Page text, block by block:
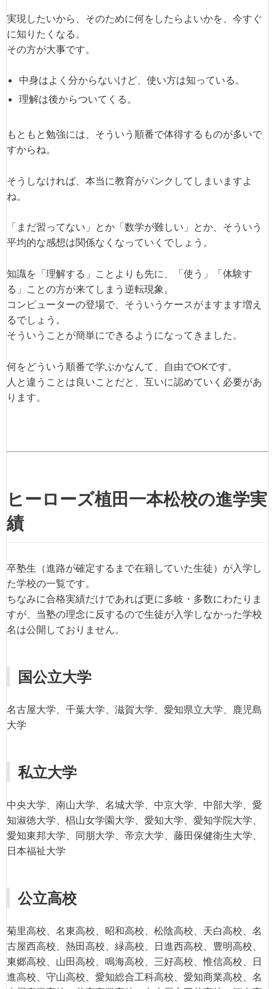
実現したいから、そのために何をしたらよいかを、今すぐ
に知りたくなる。
その方が大事です。
中身はよく分からないけど、使い方は知っている。
理解は後からついてくる。
もともと勉強には、そういう順番で体得するものが多いで
すからね。
そうしなければ、本当に教育がパンクしてしまいますよ
ね。
「まだ習ってない」とか「数学が難しい」とか、そういう
平均的な感想は関係なくなっていくでしょう。
知識を「理解する」ことよりも先に、「使う」「体験す
る」ことの方が来てしまう逆転現象。
コンピューターの登場で、そういうケースがますます増え
るでしょう。
そういうことが簡単にできるようになってきました。
何をどういう順番で学ぶかなんて、自由でOKです。
人と違うことは良いことだと、互いに認めていく必要があ
ります。
ヒーローズ植田一本松校の進学実
績
卒塾生（進路が確定するまで在籍していた生徒）が入学し
た学校の一覧です。
ちなみに合格実績だけであれば更に多岐・多数にわたりま
すが、当塾の理念に反するので生徒が入学しなかった学校
名は公開しておりません。
国公立大学
名古屋大学、千葉大学、滋賀大学、愛知県立大学、鹿児島
大学
私立大学
中央大学、南山大学、名城大学、中京大学、中部大学、愛
知淑徳大学、椙山女学園大学、愛知大学、愛知学院大学、
愛知東邦大学、同朋大学、帝京大学、藤田保健衛生大学、
日本福祉大学
公立高校
菊里高校、名東高校、昭和高校、松陰高校、天白高校、名
古屋西高校、熱田高校、緑高校、日進西高校、豊明高校、
東郷高校、山田高校、鳴海高校、三好高校、惟信高校、日
進高校、守山高校、愛知総合工科高校、愛知商業高校、名